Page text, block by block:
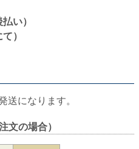
い）
）
送になります。
文の場合）